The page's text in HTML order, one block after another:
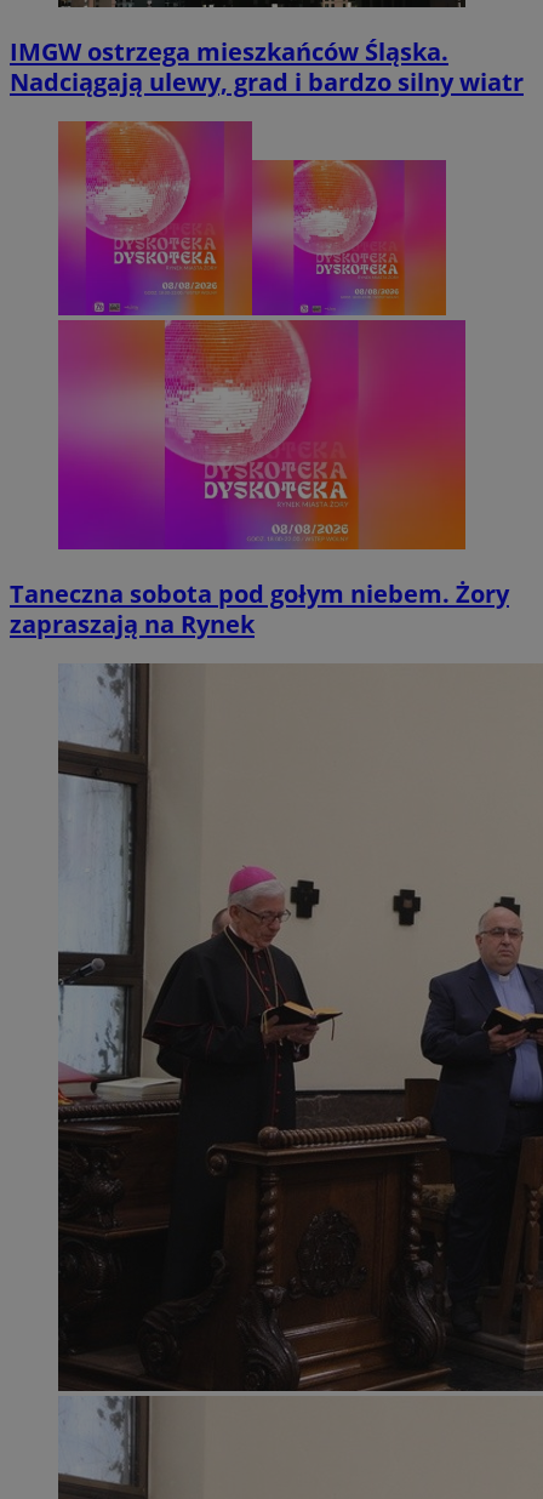
IMGW ostrzega mieszkańców Śląska.
Nadciągają ulewy, grad i bardzo silny wiatr
Taneczna sobota pod gołym niebem. Żory
zapraszają na Rynek